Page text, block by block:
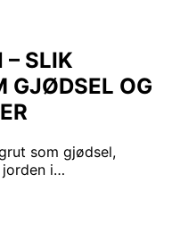
– SLIK
GJØDSEL OG
som gjødsel,
jorden i…